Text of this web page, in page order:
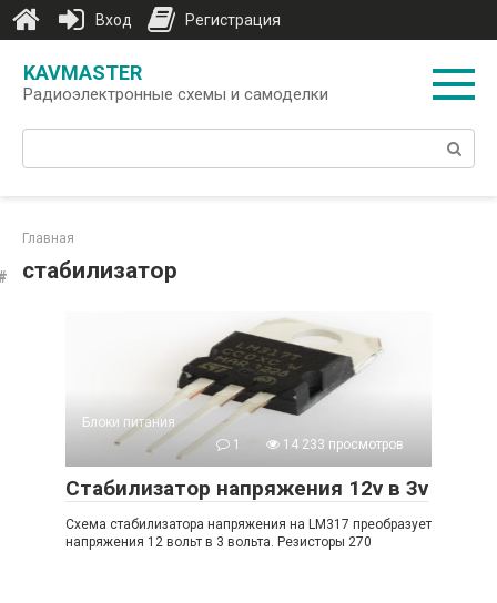
контенту
KAVMASTER
Радиоэлектронные схемы и самоделки
Поиск:
Главная
стабилизатор
Блоки питания
1
14 233 просмотров
Стабилизатор напряжения 12v в 3v
Схема стабилизатора напряжения на LM317 преобразует
напряжения 12 вольт в 3 вольта. Резисторы 270
Вход Регистрация